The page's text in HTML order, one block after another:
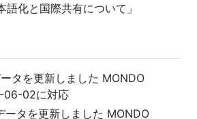
語化と国際共有について」
タを更新しました MONDO
02に対応
タを更新しました MONDO